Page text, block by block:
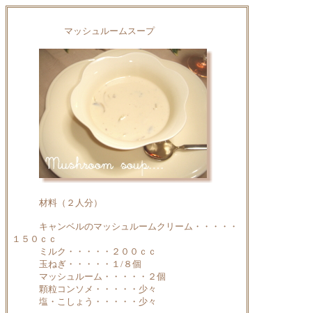
マッシュルームスープ
材料（２人分）
キャンベルのマッシュルームクリーム・・・・・
１５０ｃｃ
ミルク・・・・・２００ｃｃ
玉ねぎ・・・・・１/８個
マッシュルーム・・・・・２個
顆粒コンソメ・・・・・少々
塩・こしょう・・・・・少々